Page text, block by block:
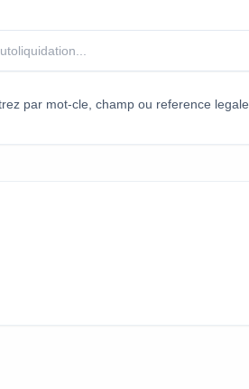
par mot-cle, champ ou reference legale.